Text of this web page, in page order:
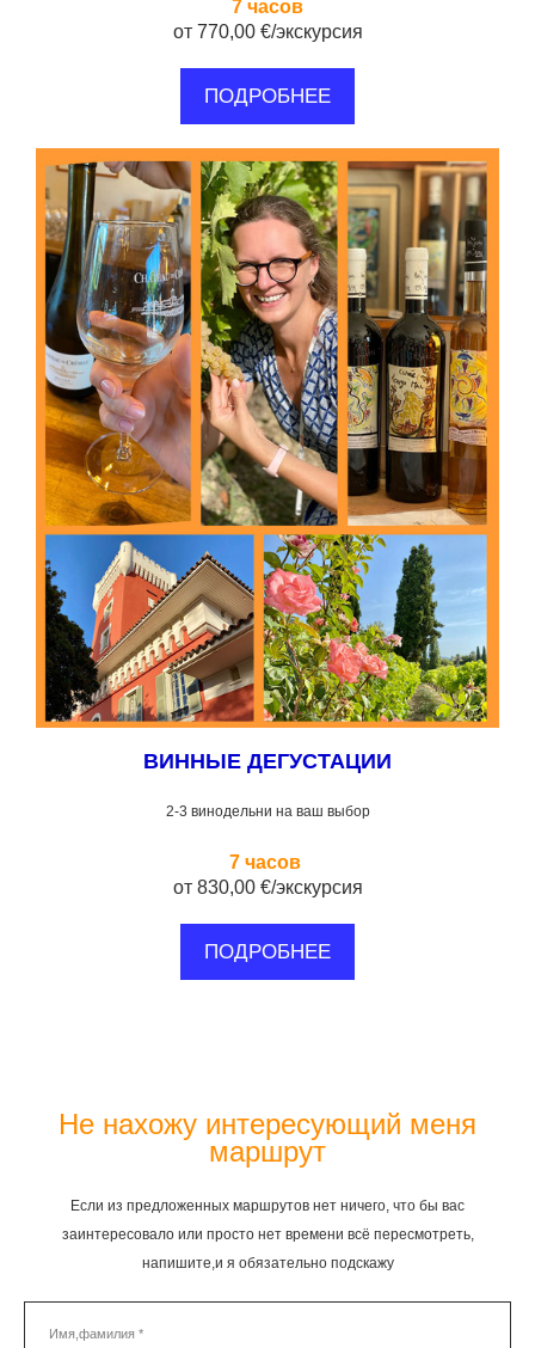
7 часов
от 770,00 €/экскурсия
ПОДРОБНЕЕ
ВИННЫЕ ДЕГУСТАЦИИ
2-3 винодельни на ваш выбор
7 часов
от 830,00 €/экскурсия
ПОДРОБНЕЕ
Не нахожу интересующий меня
маршрут
Если из предложенных маршрутов нет ничего, что бы вас
заинтересовало или просто нет времени всё пересмотреть,
напишите,и я обязательно подскажу
Имя,фамилия *